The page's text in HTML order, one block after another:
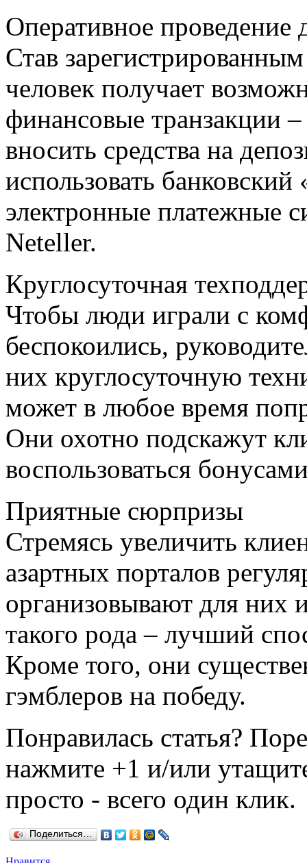
Оперативное
Став
человек получает
финансовые транзакции
вносить средства на
использовать
электронные платежные
Neteller.
Круглосуточная
Чтобы люди играли с
беспокоились,
них круглосуточную
может в любое время
Они охотно подскажут
воспользоваться
Приятные сюрпризы
Стремясь увеличить
азартных порталов
организовывают для
такого рода – лучший
Кроме того, они
гэмблеров на победу.
Понравилась статья?
нажмите +1 и/или
просто - всего один клик.
Поделиться…